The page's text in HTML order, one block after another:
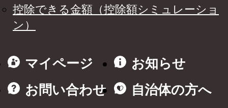
控除できる金額（控除額シミュレーショ
ン）
マイページ
お知らせ
お問い合わせ
自治体の方へ